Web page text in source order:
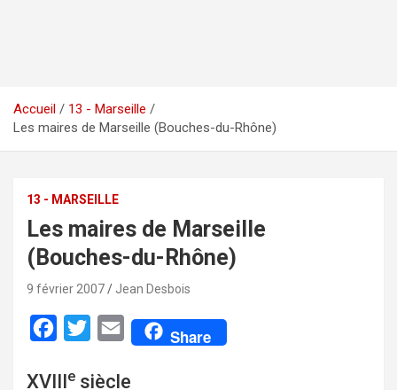
Accueil
13 - Marseille
Les maires de Marseille (Bouches-du-Rhône)
13 - MARSEILLE
Les maires de Marseille
(Bouches-du-Rhône)
9 février 2007 Jean Desbois
i
E
a
Share
XVIIIe siècle